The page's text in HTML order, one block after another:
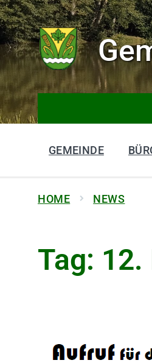
GEMEINDE
HOME NEWS
Tag: 12.